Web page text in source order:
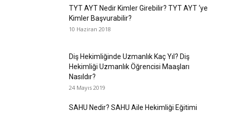
TYT AYT Nedir Kimler Girebilir? TYT AYT ‘ye
Kimler Başvurabilir?
10 Haziran 2018
Diş Hekimliğinde Uzmanlık Kaç Yıl? Diş
Hekimliği Uzmanlık Öğrencisi Maaşları
Nasıldır?
24 Mayıs 2019
SAHU Nedir? SAHU Aile Hekimliği Eğitimi